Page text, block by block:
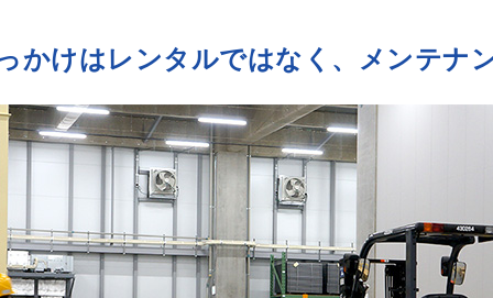
かけはレンタルではなく、メンテナ